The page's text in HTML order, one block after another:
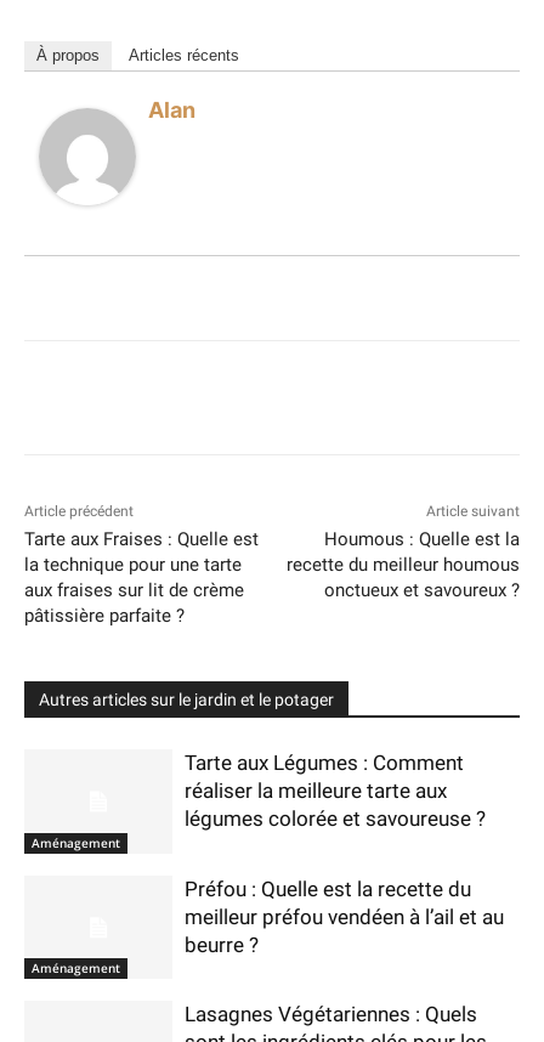
À propos Articles récents
Alan
Article précédent
Tarte aux Fraises : Quelle est
la technique pour une tarte
aux fraises sur lit de crème
pâtissière parfaite ?
Article suivant
Houmous : Quelle est la
recette du meilleur houmous
onctueux et savoureux ?
Autres articles sur le jardin et le potager
Aménagement
Tarte aux Légumes : Comment
réaliser la meilleure tarte aux
légumes colorée et savoureuse ?
Aménagement
Préfou : Quelle est la recette du
meilleur préfou vendéen à l’ail et au
beurre ?
Lasagnes Végétariennes : Quels